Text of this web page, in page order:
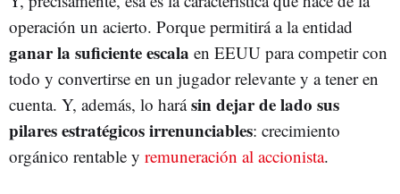
operación un acierto. Porque permitirá a la entidad
ganar la suficiente escala en EEUU para competir con
todo y convertirse en un jugador relevante y a tener en
cuenta. Y, además, lo harásin dejar de lado sus
pilares estratégicos irrenunciables: crecimiento
orgánico rentable y remuneración al accionista.